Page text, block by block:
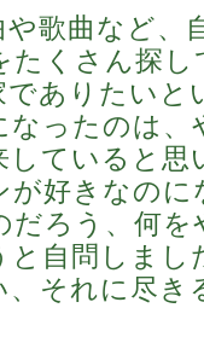
歌曲など、
たくさん探
でありたいと
ったのは、
していると思
が好きなのに
だろう、何
と自問しまし
、それに尽き